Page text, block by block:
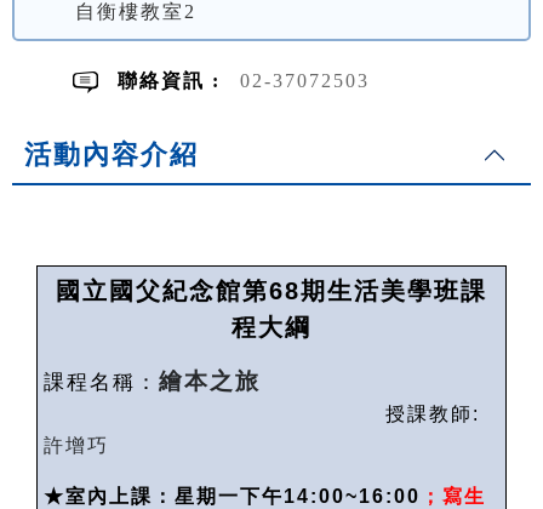
自衡樓教室2
聯絡資訊 : 02-37072503
活動內容介紹
國立國父紀念館第68期生活美學班課
程大綱
課程名稱： 繪本之旅
授課教師 :
許增巧
★室內上課：星期一下午14:00~16:00 ；寫生